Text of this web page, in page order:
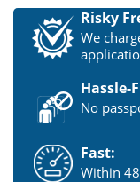
Risky
We
Hassle-
No
Fast:
Within